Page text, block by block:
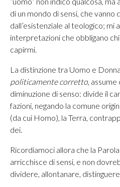
di un mondo di sensi, che vanno
dall’esistenziale al teologico; mi
interpretazioni che obbligano
capirmi.
La distinzione tra Uomo e
politicamente corretto, assume
diminuzione di senso: divide il
fazioni, negando la comune
(da cui Homo), la Terra,
dei.
Ricordiamoci allora che la
arricchisce di sensi, e non
dividere, allontanare,